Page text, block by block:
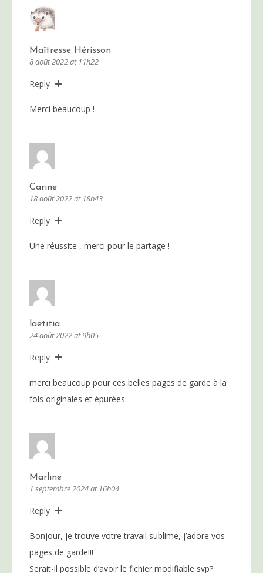
Maîtresse Hérisson
8 août 2022 at 11h22
Reply
Merci beaucoup !
Carine
18 août 2022 at 18h43
Reply
Une réussite , merci pour le partage !
laetitia
24 août 2022 at 9h05
Reply
merci beaucoup pour ces belles pages de garde à la
fois originales et épurées
Marline
1 septembre 2024 at 16h04
Reply
Bonjour, je trouve votre travail sublime, j’adore vos
pages de garde!!!
Serait-il possible d’avoir le fichier modifiable svp?